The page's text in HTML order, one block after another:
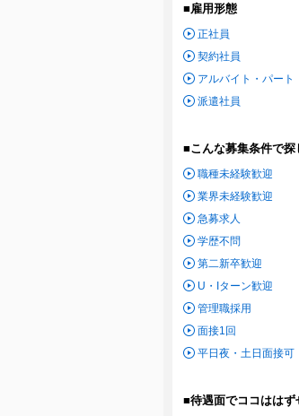
■雇用形態
正社員
契約社員
アルバイト・パート
派遣社員
■こんな募集条件で探
職種未経験歓迎
業界未経験歓迎
急募求人
学歴不問
第二新卒歓迎
U・Iターン歓迎
管理職採用
面接1回
平日夜・土日面接可
■待遇面でココははず